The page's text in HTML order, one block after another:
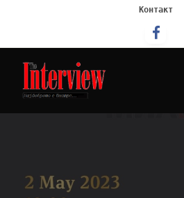
Контакт
Интервју